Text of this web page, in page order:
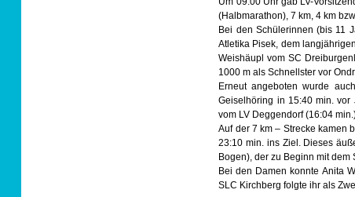
(Halbmarathon), 7 km, 4 km
Bei den Schülerinnen (bis 11
Atletika Pisek, dem
Weishäupl vom SC
1000 m als Schnellster vor
Erneut angeboten wurde
Geiselhöring in 15:40 min. vor
vom LV Deggendorf (16:04
Auf der 7 km – Strecke kamen
23:10 min. ins Ziel. Dieses
Bogen), der zu Beginn mit dem
Bei den Damen konnte Anita
SLC Kirchberg folgte ihr als